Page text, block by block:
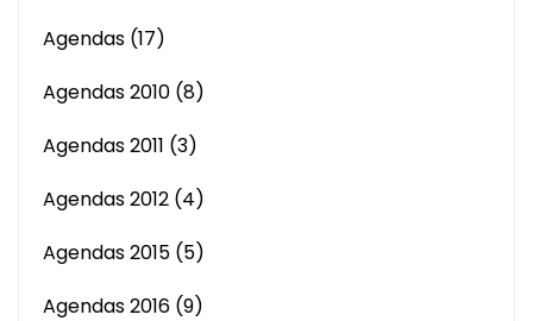
Agendas (17)
Agendas 2010 (8)
Agendas 2011 (3)
Agendas 2012 (4)
Agendas 2015 (5)
Agendas 2016 (9)